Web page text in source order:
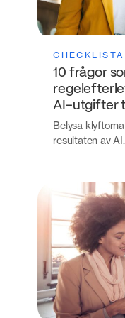
CHECKLISTA
10 frågor
AI-utgifter
Belysa
resultaten av